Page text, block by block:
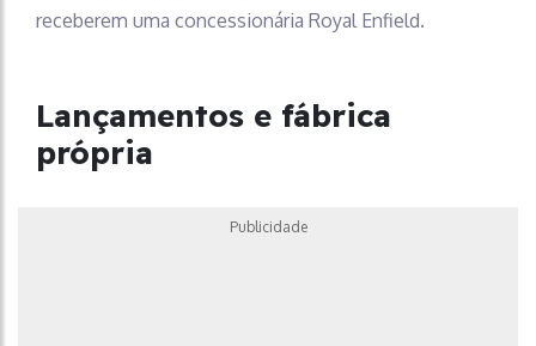
receberem uma concessionária Royal Enfield.
Lançamentos e fábrica
própria
Publicidade